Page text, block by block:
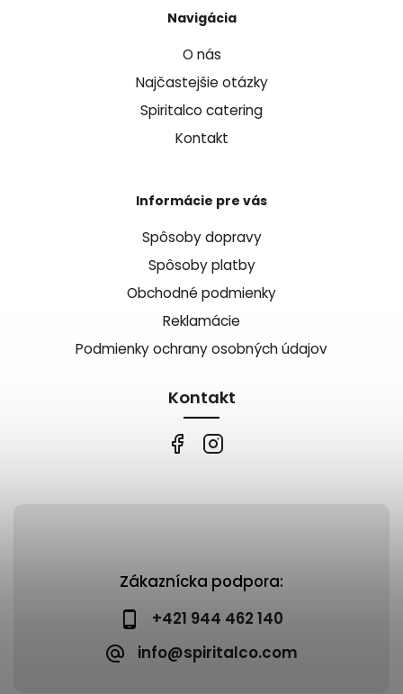
Zákaznícka podpora:
+421 944 462 140
info@spiritalco.com
Navigácia
O nás
Najčastejšie otázky
Spiritalco catering
Kontakt
Informácie pre vás
Spôsoby dopravy
Spôsoby platby
Obchodné podmienky
Reklamácie
Podmienky ochrany osobných údajov
Kontakt